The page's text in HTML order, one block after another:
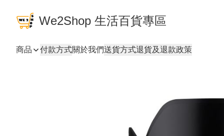
We2Shop 生活百貨專區
商品 付款方式關於我們送貨方式退貨及退款政策